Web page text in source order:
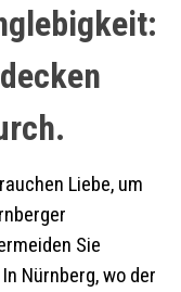
Liebe, um
Sie
Nürnberg, wo der